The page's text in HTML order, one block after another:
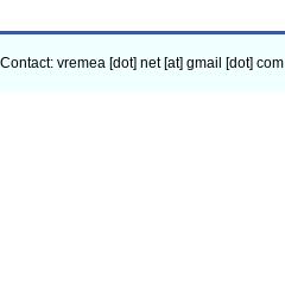
Contact: vremea [dot] net [at] gmail [dot] com